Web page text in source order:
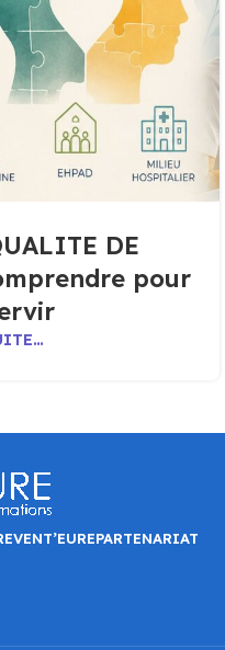
DE
pour
PARTENARIAT